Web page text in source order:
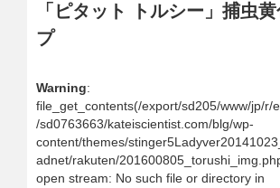
「ピタット トルシー」捕虫
プ
Warning:
file_get_contents(/export/sd205/www/jp/r/
/sd0763663/kateiscientist.com/blg/wp-
content/themes/
adnet/rakuten/
open stream: No such file or directory in